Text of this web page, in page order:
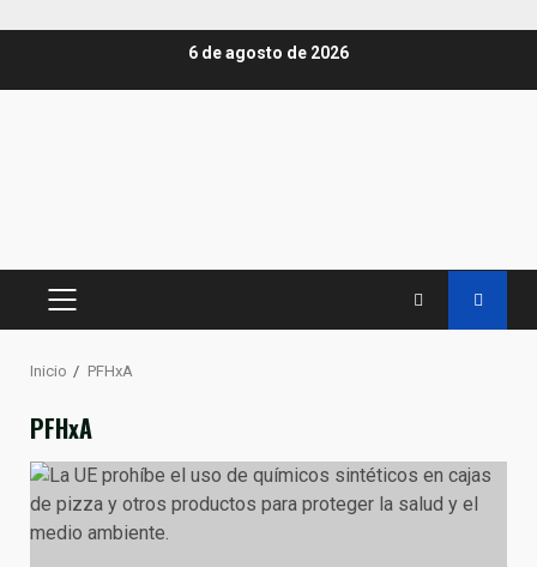
6 de agosto de 2026
MENÚ
Inicio PFHxA
PFHxA